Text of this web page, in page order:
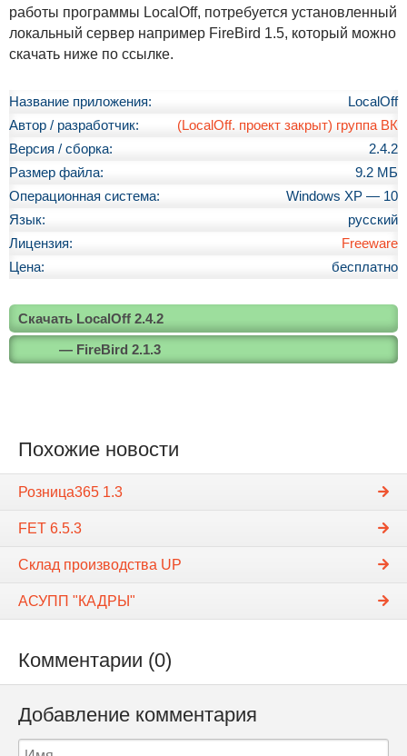
работы программы LocalOff, потребуется установленный
локальный сервер например FireBird 1.5, который можно
скачать ниже по ссылке.
Название приложения:
LocalOff
Автор / разработчик:
(LocalOff. проект закрыт) группа ВК
Версия / сборка:
2.4.2
Размер файла:
9.2 МБ
Операционная система:
Windows XP — 10
Язык:
русский
Лицензия:
Freeware
Цена:
бесплатно
Скачать LocalOff 2.4.2
— FireBird 2.1.3
Похожие новости
Розница365 1.3
FET 6.5.3
Склад производства UP
АСУПП "КАДРЫ"
Комментарии (0)
Добавление комментария